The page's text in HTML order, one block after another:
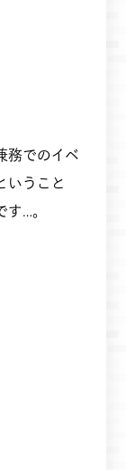
務でのイベ
いうこと
…。